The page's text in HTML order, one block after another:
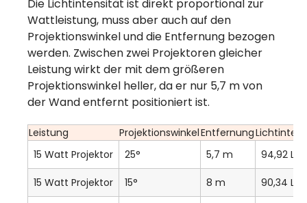
Die Lichtintensität ist direkt proportional zur
Wattleistung, muss aber auch auf den
Projektionswinkel und die Entfernung bezogen
werden. Zwischen zwei Projektoren gleicher
Leistung wirkt der mit dem größeren
Projektionswinkel heller, da er nur 5,7 m von
der Wand entfernt positioniert ist.
Leistung ProjektionswinkelEntfernung
15 Watt Projektor
25° 5,7 m 94,92 Lux
15 Watt Projektor 15° 8 m 90,34 Lux